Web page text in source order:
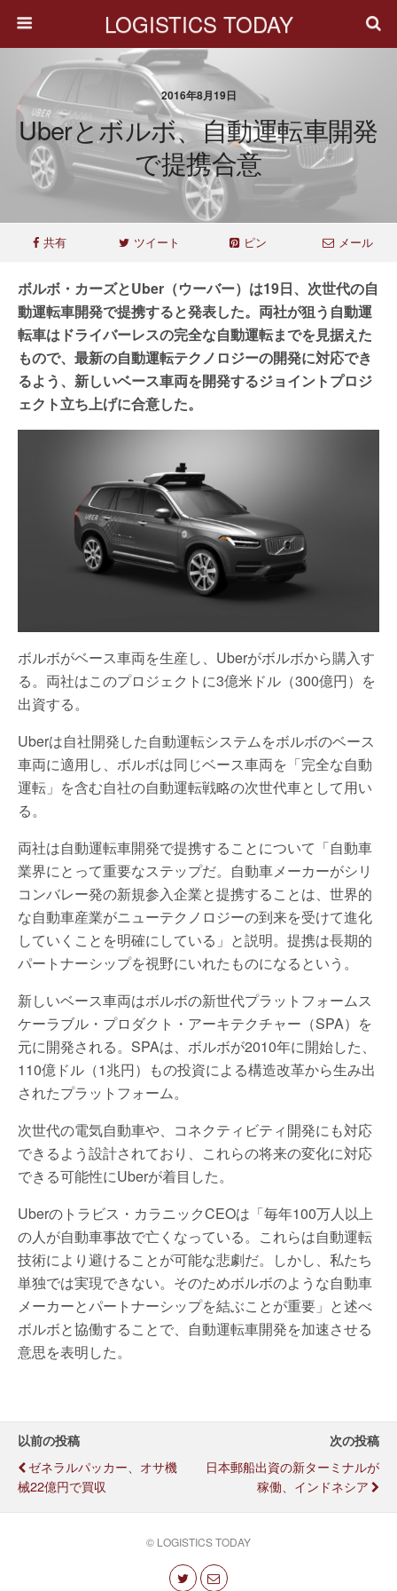
LOGISTICS TODAY
2016年8月19日
Uberとボルボ、自動運転車開発
で提携合意
共有 ツイート ピン メール
ボルボ・カーズとUber（ウーバー）は19日、次世代の自
動運転車開発で提携すると発表した。両社が狙う自動運
転車はドライバーレスの完全な自動運転までを見据えた
もので、最新の自動運転テクノロジーの開発に対応でき
るよう、新しいベース車両を開発するジョイントプロジ
ェクト立ち上げに合意した。
ボルボがベース車両を生産し、Uberがボルボから購入す
る。両社はこのプロジェクトに3億米ドル（300億円）を
出資する。
Uberは自社開発した自動運転システムをボルボのベース
車両に適用し、ボルボは同じベース車両を「完全な自動
運転」を含む自社の自動運転戦略の次世代車として用い
る。
両社は自動運転車開発で提携することについて「自動車
業界にとって重要なステップだ。自動車メーカーがシリ
コンバレー発の新規参入企業と提携することは、世界的
な自動車産業がニューテクノロジーの到来を受けて進化
していくことを明確にしている」と説明。提携は長期的
パートナーシップを視野にいれたものになるという。
新しいベース車両はボルボの新世代プラットフォームス
ケーラブル・プロダクト・アーキテクチャー（SPA）を
元に開発される。SPAは、ボルボが2010年に開始した、
110億ドル（1兆円）もの投資による構造改革から生み出
されたプラットフォーム。
次世代の電気自動車や、コネクティビティ開発にも対応
できるよう設計されており、これらの将来の変化に対応
できる可能性にUberが着目した。
Uberのトラビス・カラニックCEOは「毎年100万人以上
の人が自動車事故で亡くなっている。これらは自動運転
技術により避けることが可能な悲劇だ。しかし、私たち
単独では実現できない。そのためボルボのような自動車
メーカーとパートナーシップを結ぶことが重要」と述べ
ボルボと協働することで、自動運転車開発を加速させる
意思を表明した。
以前の投稿
ゼネラルパッカー、オサ機
械22億円で買収
次の投稿
日本郵船出資の新ターミナルが
稼働、インドネシア
© LOGISTICS TODAY